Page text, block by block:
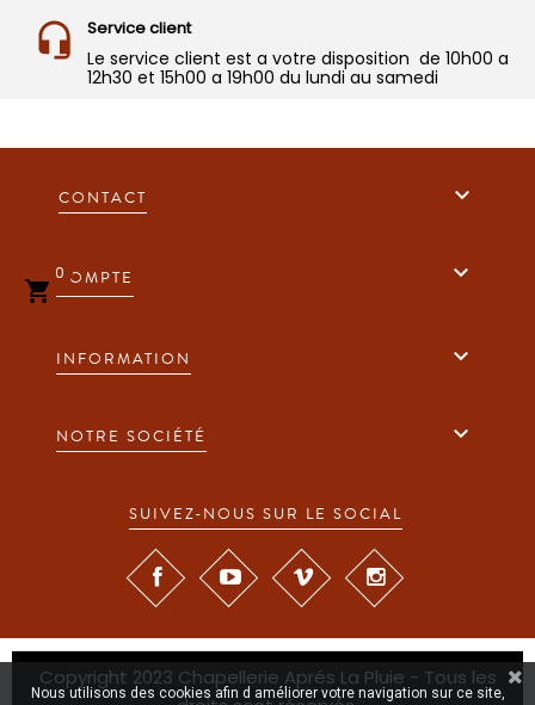
Service client
Le service client est a votre disposition de 10h00 a
12h30 et 15h00 a 19h00 du lundi au samedi
CONTACT 
COMPTE 
INFORMATION 
NOTRE SOCIÉTÉ 
SUIVEZ-NOUS SUR LE SOCIAL
Copyright 2023 Chapellerie Aprés La Pluie - Tous les

0
Nous utilisons des cookies afin d améliorer votre navigation sur ce site,